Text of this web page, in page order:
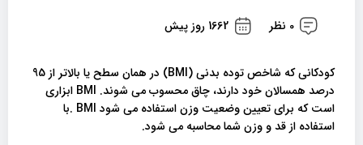
0 نظر 1662 روز پیش
کودکانی که شاخص توده بدنی (BMI) در همان سطح یا بالاتر از 95
درصد همسالان خود دارند، چاق محسوب می شوند. BMI ابزاری
است که برای تعیین وضعیت وزن استفاده می شود BMI .با
استفاده از قد و وزن شما محاسبه می شود.